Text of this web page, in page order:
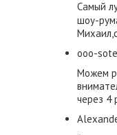
Самый
шоу-
ooo-
Можем
через 4